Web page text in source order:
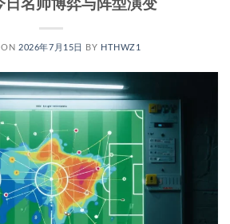
日名帅博弈与阵型演变
ON 2026年7月15日 BY HTHWZ1